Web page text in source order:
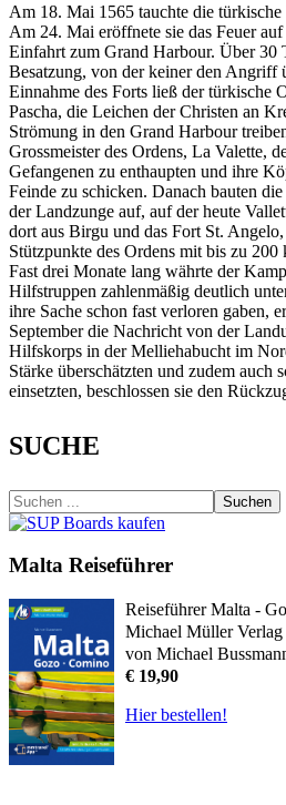
Am 18. Mai 1565 tauchte die
Am 24. Mai eröffnete sie das Feuer
Einfahrt zum Grand Harbour. Über 30
Besatzung, von der keiner den Angriff
Einnahme des Forts ließ der türkische
Pascha, die Leichen der Christen an
Strömung in den Grand Harbour
Grossmeister des Ordens, La Valette,
Gefangenen zu enthaupten und ihre
Feinde zu schicken. Danach bauten
der Landzunge auf, auf der heute
dort aus Birgu und das Fort St.
Stützpunkte des Ordens mit bis zu
Fast drei Monate lang währte der
Hilfstruppen zahlenmäßig deutlich
ihre Sache schon fast verloren gaben,
September die Nachricht von der
Hilfskorps in der Melliehabucht im
Stärke überschätzten und zudem auch
einsetzten, beschlossen sie den
SUCHE
Suchen
Malta Reiseführer
Reiseführer Malta -
Michael Müller Verlag
von Michael
€ 19,90
Hier bestellen!